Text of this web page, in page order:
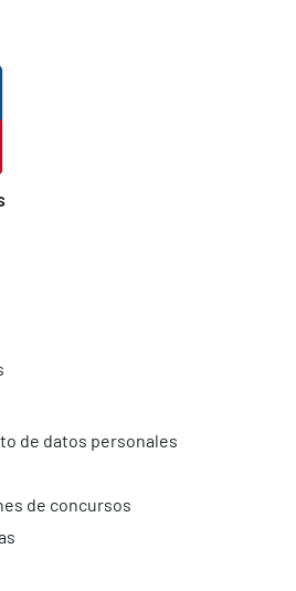
de datos personales
de concursos